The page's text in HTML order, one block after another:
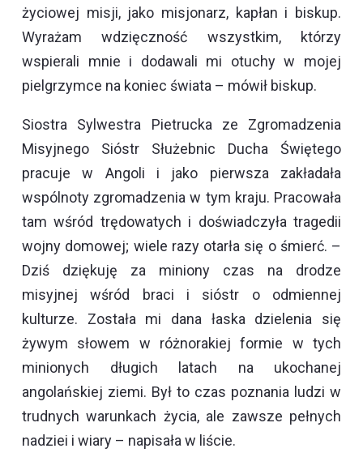
życiowej misji, jako misjonarz, kapłan i biskup.
Wyrażam wdzięczność wszystkim, którzy
wspierali mnie i dodawali mi otuchy w mojej
pielgrzymce na koniec świata – mówił biskup.
Siostra Sylwestra Pietrucka ze Zgromadzenia
Misyjnego Sióstr Służebnic Ducha Świętego
pracuje w Angoli i jako pierwsza zakładała
wspólnoty zgromadzenia w tym kraju. Pracowała
tam wśród trędowatych i doświadczyła tragedii
wojny domowej; wiele razy otarła się o śmierć. –
Dziś dziękuję za miniony czas na drodze
misyjnej wśród braci i sióstr o odmiennej
kulturze. Została mi dana łaska dzielenia się
żywym słowem w różnorakiej formie w tych
minionych długich latach na ukochanej
angolańskiej ziemi. Był to czas poznania ludzi w
trudnych warunkach życia, ale zawsze pełnych
nadziei i wiary – napisała w liście.